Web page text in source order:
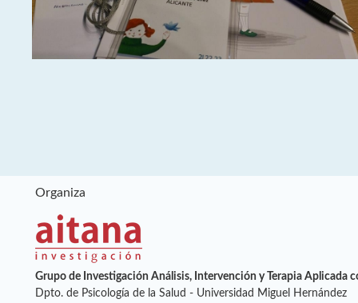
Organiza
Grupo de Investigación Análisis, Intervención y Terapia Aplicada
Dpto. de Psicología de la Salud - Universidad Miguel Hernández